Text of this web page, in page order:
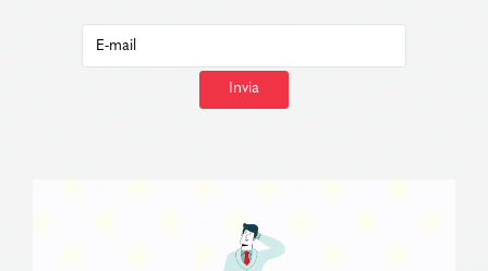
Invia